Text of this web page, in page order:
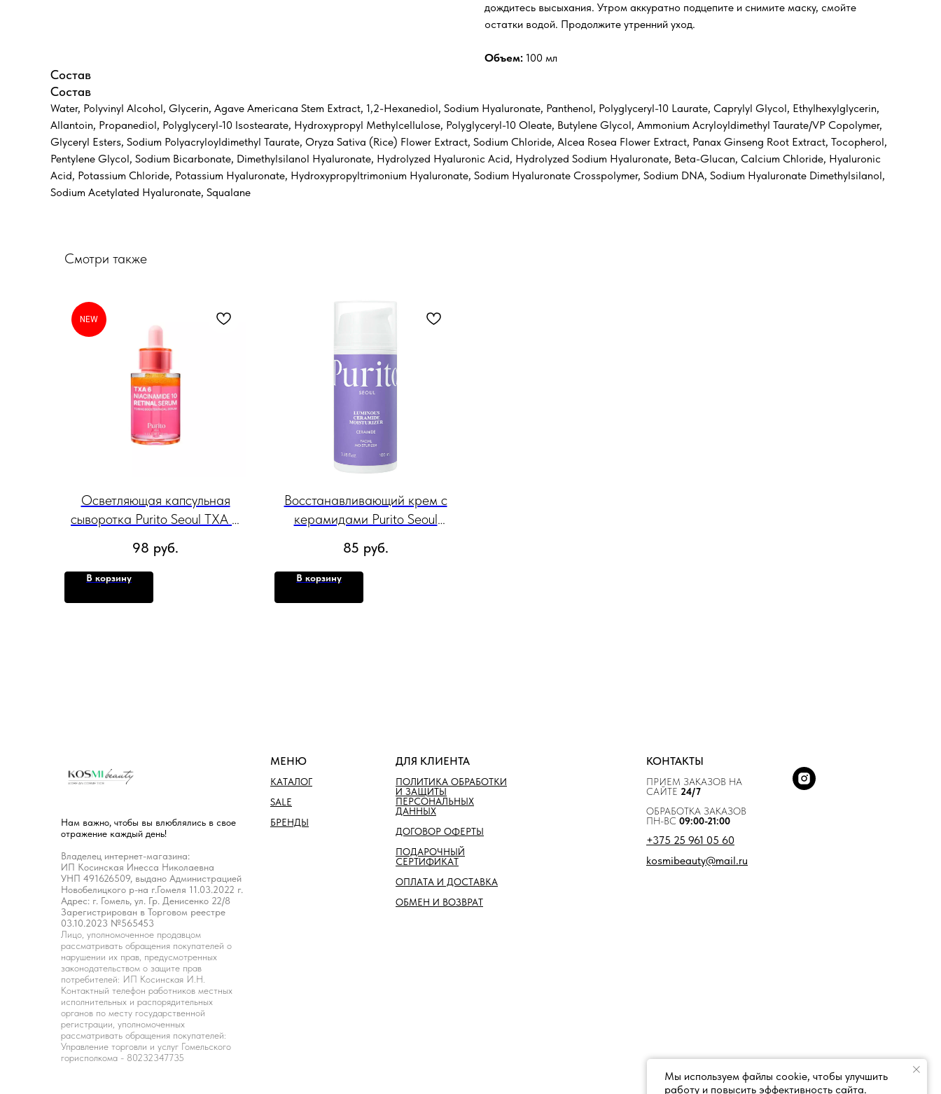
дождитесь высыхания. Утром аккуратно подцепите и снимите маску, смойте
остатки водой. Продолжите утренний уход.
Объем: 100 мл
Состав
Состав
Water, Polyvinyl Alcohol, Glycerin, Agave Americana Stem Extract, 1,2-Hexanediol, Sodium Hyaluronate, Panthenol, Polyglyceryl-10 Laurate, Caprylyl Glycol, Ethylhexylglycerin,
Allantoin, Propanediol, Polyglyceryl-10 Isostearate, Hydroxypropyl Methylcellulose, Polyglyceryl-10 Oleate, Butylene Glycol, Ammonium Acryloyldimethyl Taurate/VP Copolymer,
Glyceryl Esters, Sodium Polyacryloyldimethyl Taurate, Oryza Sativa (Rice) Flower Extract, Sodium Chloride, Alcea Rosea Flower Extract, Panax Ginseng Root Extract, Tocopherol,
Pentylene Glycol, Sodium Bicarbonate, Dimethylsilanol Hyaluronate, Hydrolyzed Hyaluronic Acid, Hydrolyzed Sodium Hyaluronate, Beta-Glucan, Calcium Chloride, Hyaluronic
Acid, Potassium Chloride, Potassium Hyaluronate, Hydroxypropyltrimonium Hyaluronate, Sodium Hyaluronate Crosspolymer, Sodium DNA, Sodium Hyaluronate Dimethylsilanol,
Sodium Acetylated Hyaluronate, Squalane
Смотри также
NEW
Осветляющая капсульная
сыворотка Purito Seoul TXA 6
Niacinamide 10 Retinal Serum,
30мл
98 руб.
В корзину
Восстанавливающий крем с
керамидами Purito Seoul
Luminous Ceramide Moisturizer,
100 мл.
85 руб.
В корзину
Нам важно, чтобы вы влюблялись в свое
отражение каждый день!
Владелец интернет-магазина:
ИП Косинская Инесса Николаевна
УНП 491626509, выдано Администрацией
Новобелицкого р-на г.Гомеля 11.03.2022 г.
Адрес: г. Гомель, ул. Гр. Денисенко 22/8
Зарегистрирован в Торговом реестре
03.10.2023 №565453
Лицо, уполномоченное продавцом
рассматривать обращения покупателей о
нарушении их прав, предусмотренных
законодательством о защите прав
потребителей: ИП Косинская И.Н.
Контактный телефон работников местных
исполнительных и распорядительных
органов по месту государственной
регистрации, уполномоченных
рассматривать обращения покупателей:
Управление торговли и услуг Гомельского
горисполкома - 80232347735
МЕНЮ
КАТАЛОГ
SALE
БРЕНДЫ
ДЛЯ КЛИЕНТА
ПОЛИТИКА ОБРАБОТКИ
И ЗАЩИТЫ
ПЕРСОНАЛЬНЫХ
ДАННЫХ
ДОГОВОР ОФЕРТЫ
ПОДАРОЧНЫЙ
СЕРТИФИКАТ
ОПЛАТА И ДОСТАВКА
ОБМЕН И ВОЗВРАТ
КОНТАКТЫ
ПРИЕМ ЗАКАЗОВ НА
САЙТЕ 24/7
ОБРАБОТКА ЗАКАЗОВ
ПН-ВС 09:00-21:00
+375 25 961 05 60
kosmibeauty@mail.ru
Мы используем файлы cookie, чтобы улучшить
работу и повысить эффективность сайта.